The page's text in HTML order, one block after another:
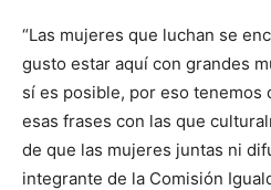
“Las mujeres que luchan se
gusto estar aquí con grandes
sí es posible, por eso tenemos
esas frases con las que
de que las mujeres juntas ni
integrante de la Comisión